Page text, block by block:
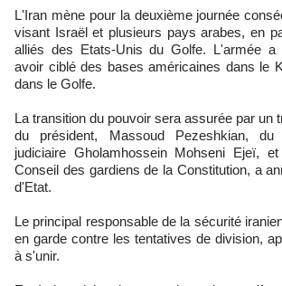
L'Iran mène pour la deuxième journée
visant Israël et plusieurs pays arabes, en
alliés des Etats-Unis du Golfe. L'armée a
avoir ciblé des bases américaines dans le
dans le Golfe.
La transition du pouvoir sera assurée par un
du président, Massoud Pezeshkian,
judiciaire Gholamhossein Mohseni Ejeï,
Conseil des gardiens de la Constitution, a
d'Etat.
Le principal responsable de la sécurité
en garde contre les tentatives de division,
à s'unir.